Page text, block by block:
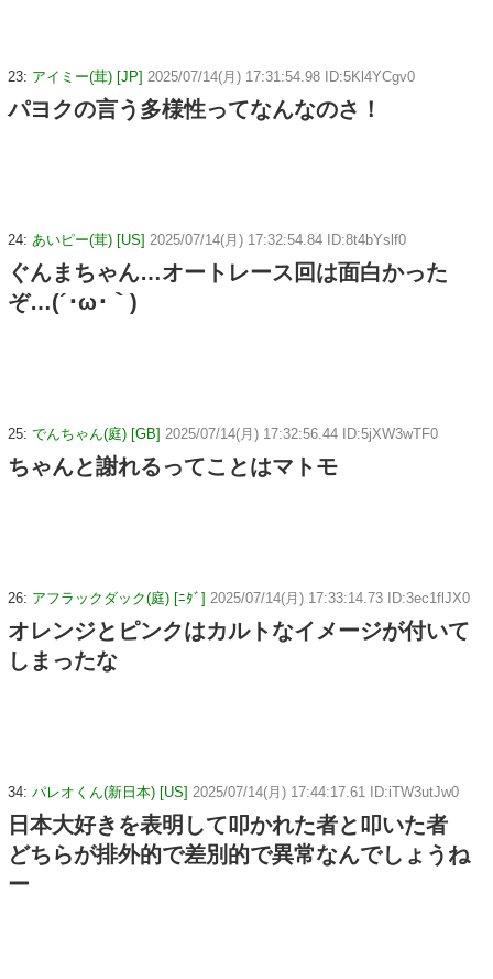
23: アイミー(茸) [JP] 2025/07/14(月) 17:31:54.98 ID:5Kl4YCgv0
パヨクの言う多様性ってなんなのさ！
24: あいピー(茸) [US] 2025/07/14(月) 17:32:54.84 ID:8t4bYslf0
ぐんまちゃん…オートレース回は面白かった
ぞ…(´･ω･｀)
25: でんちゃん(庭) [GB] 2025/07/14(月) 17:32:56.44 ID:5jXW3wTF0
ちゃんと謝れるってことはマトモ
26: アフラックダック(庭) [ﾆﾀﾞ] 2025/07/14(月) 17:33:14.73 ID:3ec1flJX0
オレンジとピンクはカルトなイメージが付いて
しまったな
34: パレオくん(新日本) [US] 2025/07/14(月) 17:44:17.61 ID:iTW3utJw0
日本大好きを表明して叩かれた者と叩いた者
どちらが排外的で差別的で異常なんでしょうね
ー